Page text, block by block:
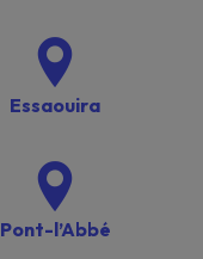
Essaouira
Pont-l’Abbé